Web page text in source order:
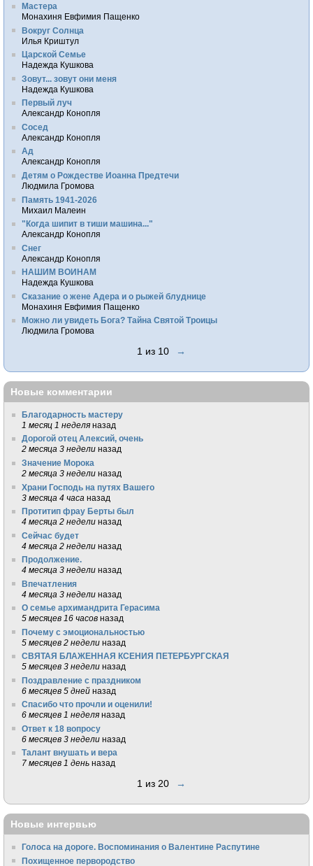
Мастера
Монахиня Евфимия Пащенко
Вокруг Солнца
Илья Криштул
Царской Семье
Надежда Кушкова
Зовут... зовут они меня
Надежда Кушкова
Первый луч
Александр Конопля
Сосед
Александр Конопля
Ад
Александр Конопля
Детям о Рождестве Иоанна Предтечи
Людмила Громова
Память 1941-2026
Михаил Малеин
"Когда шипит в тиши машина..."
Александр Конопля
Снег
Александр Конопля
НАШИМ ВОИНАМ
Надежда Кушкова
Сказание о жене Адера и о рыжей блуднице
Монахиня Евфимия Пащенко
Можно ли увидеть Бога? Тайна Святой Троицы
Людмила Громова
1 из 10 →
Новые комментарии
Благодарность мастеру
1 месяц 1 неделя назад
Дорогой отец Алексий, очень
2 месяца 3 недели назад
Значение Морока
2 месяца 3 недели назад
Храни Господь на путях Вашего
3 месяца 4 часа назад
Протитип фрау Берты был
4 месяца 2 недели назад
Сейчас будет
4 месяца 2 недели назад
Продолжение.
4 месяца 3 недели назад
Впечатления
4 месяца 3 недели назад
О семье архимандрита Герасима
5 месяцев 16 часов назад
Почему с эмоциональностью
5 месяцев 2 недели назад
СВЯТАЯ БЛАЖЕННАЯ КСЕНИЯ ПЕТЕРБУРГСКАЯ
5 месяцев 3 недели назад
Поздравление с праздником
6 месяцев 5 дней назад
Спасибо что прочли и оценили!
6 месяцев 1 неделя назад
Ответ к 18 вопросу
6 месяцев 3 недели назад
Талант внушать и вера
7 месяцев 1 день назад
1 из 20 →
Новые интервью
Голоса на дороге. Воспоминания о Валентине Распутине
Похищенное первородство